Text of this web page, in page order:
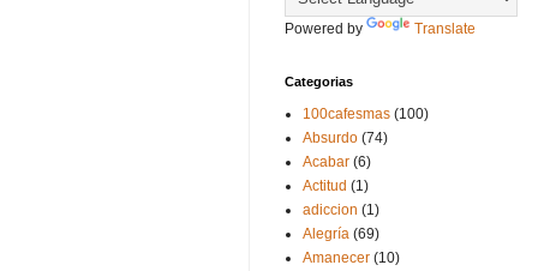
Powered by Translate
Categorias
100cafesmas (100)
Absurdo (74)
Acabar (6)
Actitud (1)
adiccion (1)
Alegría (69)
Amanecer (10)